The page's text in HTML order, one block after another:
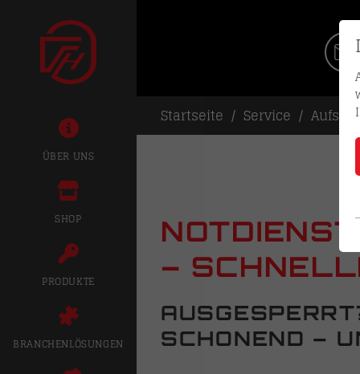
ÜBER UNS
SHOP
PRODUKTE
BRANCHENLÖSUNGEN
Startseite Service
–
SCHONEND –